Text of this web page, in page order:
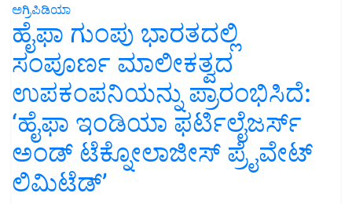
ಅಗ್ರಿಪಿಡಿಯಾ
ಹೈಫಾ ಗುಂಪು ಭಾರತದಲ್ಲಿ
ಸಂಪೂರ್ಣ ಮಾಲೀಕತ್ವದ
ಉಪಕಂಪನಿಯನ್ನು ಪ್ರಾರಂಭಿಸಿದೆ:
‘ಹೈಫಾ ಇಂಡಿಯಾ ಫರ್ಟಿಲೈಜರ್ಸ್
ಅಂಡ್ ಟೆಕ್ನೋಲಾಜೀಸ್ ಪ್ರೈವೇಟ್
ಲಿಮಿಟೆಡ್’